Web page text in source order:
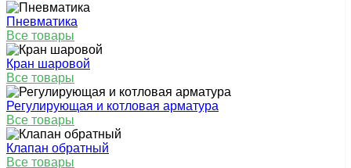
Пневматика
Все товары
Кран шаровой
Все товары
Регулирующая и котловая арматура
Все товары
Клапан обратный
Все товары